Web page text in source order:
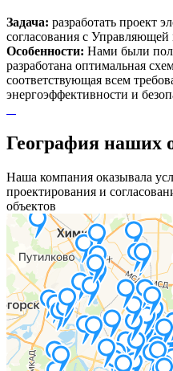
Задача: разработать проект
согласования с
Особенности: Нами были
разработана оптимальная
соответствующая всем
энергоэффективности и
География наших
Наша компания оказывала
проектирования и
объектов